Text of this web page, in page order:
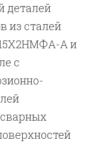
деталей
из сталей
А и
с